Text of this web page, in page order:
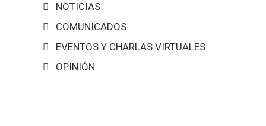
NOTICIAS
COMUNICADOS
EVENTOS Y CHARLAS VIRTUALES
OPINIÓN